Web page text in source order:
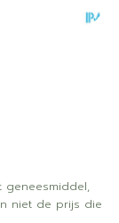
niet de prijs die